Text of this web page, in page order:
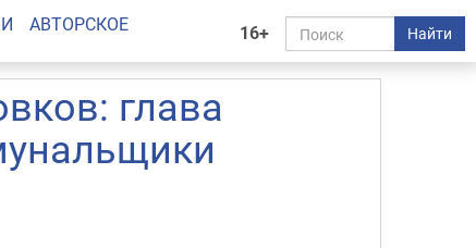
16+ Найти
АВТОРСКОЕ
глава